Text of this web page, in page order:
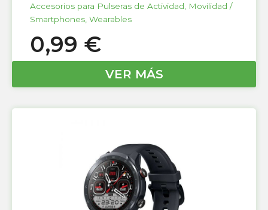
Accesorios para Pulseras de Actividad
Movilidad /
Smartphones Wearables
0,99 €
VER MÁS